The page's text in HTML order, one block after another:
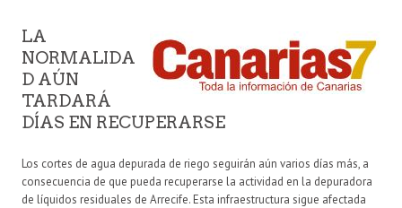
LA
NORMALIDA
D AÚN
TARDARÁ
DÍAS EN RECUPERARSE
Los cortes de agua depurada de riego seguirán aún varios días más, a
consecuencia de que pueda recuperarse la actividad en la depuradora
de líquidos residuales de Arrecife. Esta infraestructura sigue afectada